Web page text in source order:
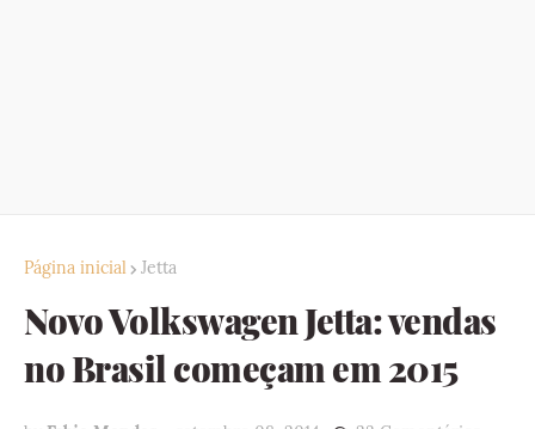
Página inicial Jetta
Novo Volkswagen Jetta: vendas
no Brasil começam em 2015